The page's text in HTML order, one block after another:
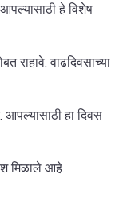
हे विशेष
राहावे. वाढदिवसाच्या
हा दिवस
मिळाले आहे.